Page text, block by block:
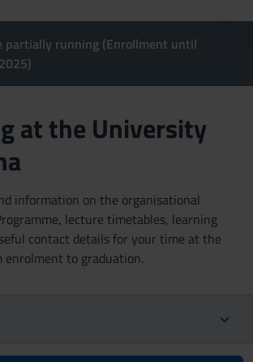
partially running (Enrollment until
at the University
information on the organisational
lecture timetables, learning
contact details for your time at the
enrolment to graduation.